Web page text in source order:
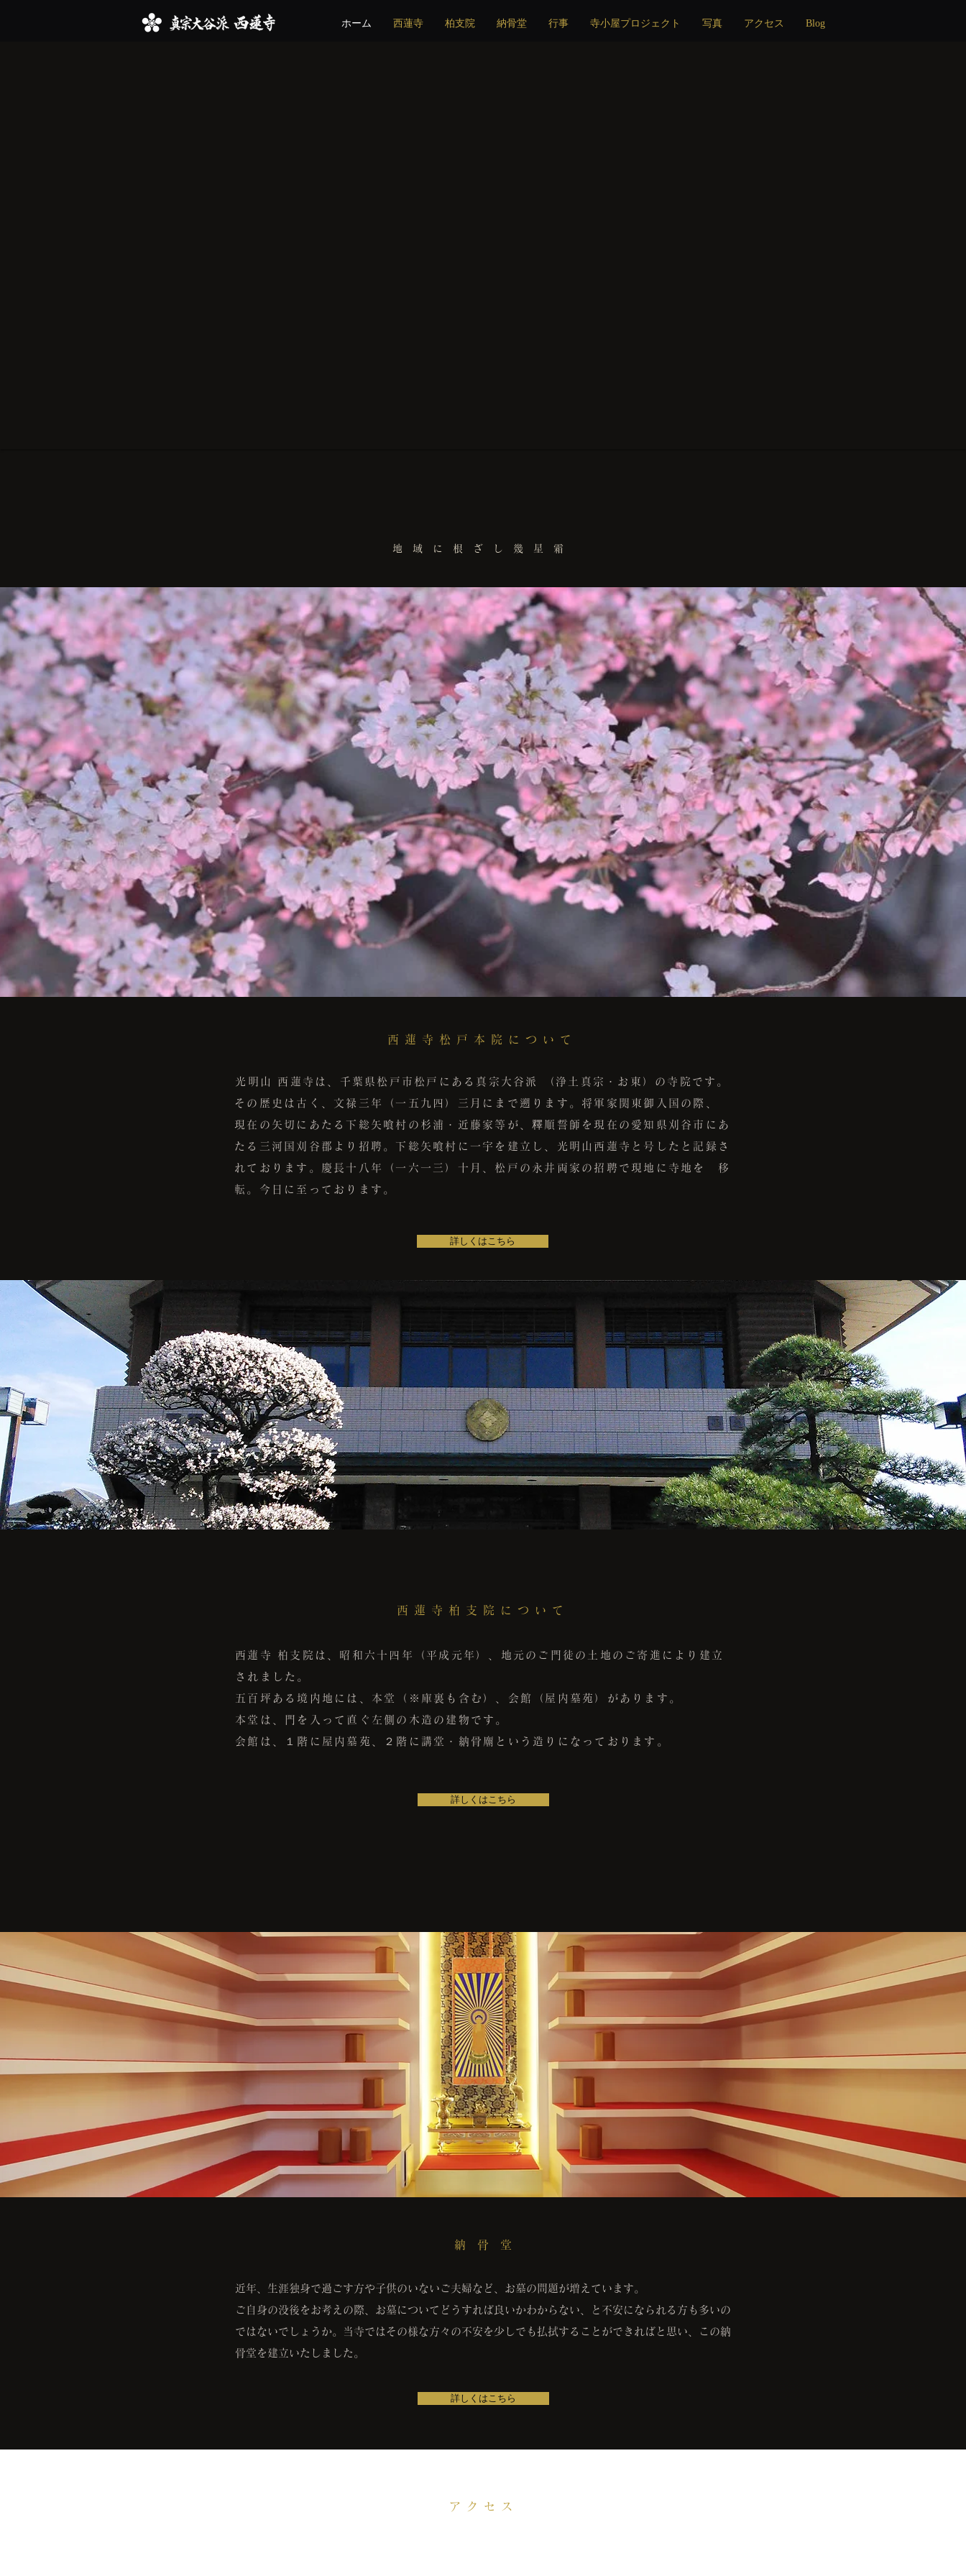
ホーム 西蓮寺 柏支院 納骨堂 行事 寺小屋プロジェクト 写真 アクセス Blog
地 域 に 根 ざ し 幾 星 霜
西蓮寺松戸本院について
光明山 西蓮寺は、千葉県松戸市松戸にある真宗大谷派 （ 浄土真宗・お東 ）の寺院です。
その歴史は古く、文禄三年（一五九四）三月にまで遡ります。将軍家関東御入国の際、
現在の矢切にあたる下総矢喰村の杉浦・近藤家等が、釋順誓師を現在の愛知県刈谷市にあ
たる三河国刈谷郡より招聘。下総矢喰村に一宇を建立し、光明山西蓮寺と号したと記録さ
れております。慶長十八年（一六一三）十月、松戸の永井両家の招聘で現地に寺地を 移
転。今日に至っております。
詳しくはこちら
西蓮寺柏支院について
西蓮寺 柏支院は、昭和六十四年（平成元年）、地元のご門徒の土地のご寄進により建立
されました。
五百坪ある境内地には、本堂（※庫裏も含む）、会館（屋内墓苑）があります。
本堂は、門を入って直ぐ左側の木造の建物です。
会館は、１階に屋内墓苑、２階に講堂・納骨廟という造りになっております。
詳しくはこちら
納 骨 堂
近年、生涯独身で過ごす方や子供のいないご夫婦など、お墓の問題が増えています。
ご自身の没後をお考えの際、 お墓についてどうすれば良いかわからない、と不安になられる方も多いの
ではないでしょうか。
当寺ではその様な方々の不安を少しでも払拭することができればと思い、この納
骨堂を建立いたしました。
詳しくはこちら
アクセス